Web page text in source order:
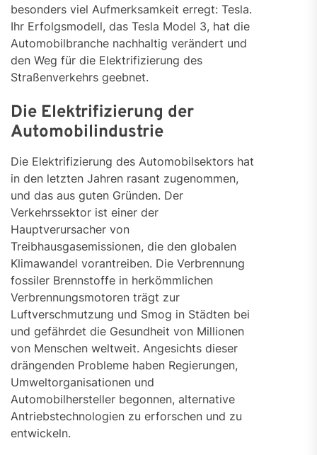
besonders viel Aufmerksamkeit erregt: Tesla.
Ihr Erfolgsmodell, das Tesla Model 3, hat die
Automobilbranche nachhaltig verändert und
den Weg für die Elektrifizierung des
Straßenverkehrs geebnet.
Die Elektrifizierung der
Automobilindustrie
Die Elektrifizierung des Automobilsektors hat
in den letzten Jahren rasant zugenommen,
und das aus guten Gründen. Der
Verkehrssektor ist einer der
Hauptverursacher von
Treibhausgasemissionen, die den globalen
Klimawandel vorantreiben. Die Verbrennung
fossiler Brennstoffe in herkömmlichen
Verbrennungsmotoren trägt zur
Luftverschmutzung und Smog in Städten bei
und gefährdet die Gesundheit von Millionen
von Menschen weltweit. Angesichts dieser
drängenden Probleme haben Regierungen,
Umweltorganisationen und
Automobilhersteller begonnen, alternative
Antriebstechnologien zu erforschen und zu
entwickeln.